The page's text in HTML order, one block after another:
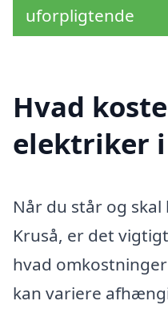
uforpligtende
Hvad
elektriker i
Når du står og
Kruså, er det
hvad
kan variere